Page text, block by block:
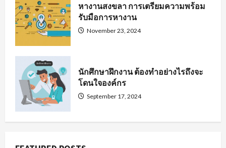
หางานสงขลา การเตรียมความพร้อม
รับมือการหางาน
November 23, 2024
นักศึกษาฝึกงาน ต้องทำอย่างไรถึงจะ
โดนใจองค์กร
September 17, 2024